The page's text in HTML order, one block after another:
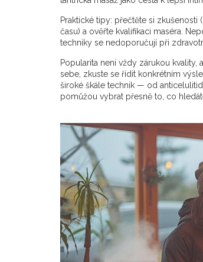
Praktické tipy: přečtěte si
času) a ověřte kvalifikaci maséra.
techniky se nedoporučují při
Popularita není vždy zárukou
sebe, zkuste se řídit konkrétním
široké škále technik — od
pomůžou vybrat přesně to, co